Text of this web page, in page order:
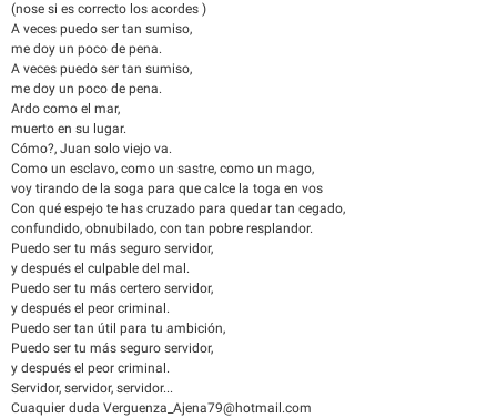
(nose si es correcto los acordes )
A veces puedo ser tan sumiso,
me doy un poco de pena.
A veces puedo ser tan sumiso,
me doy un poco de pena.
Ardo como el mar,
muerto en su lugar.
Cómo?, Juan solo viejo va.
Como un esclavo, como un sastre, como un mago,
voy tirando de la soga para que calce la toga en vos
Con qué espejo te has cruzado para quedar tan cegado,
confundido, obnubilado, con tan pobre resplandor.
Puedo ser tu más seguro servidor,
y después el culpable del mal.
Puedo ser tu más certero servidor,
y después el peor criminal.
Puedo ser tan útil para tu ambición,
Puedo ser tu más seguro servidor,
y después el peor criminal.
Servidor, servidor, servidor...
Cuaquier duda Verguenza_Ajena79@hotmail.com